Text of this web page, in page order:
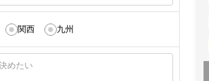
関西 九州